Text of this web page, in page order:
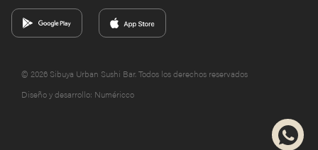
© 2026 Sibuya Urban Sushi Bar. Todos los derechos reservados
Diseño y desarrollo: Numéricco